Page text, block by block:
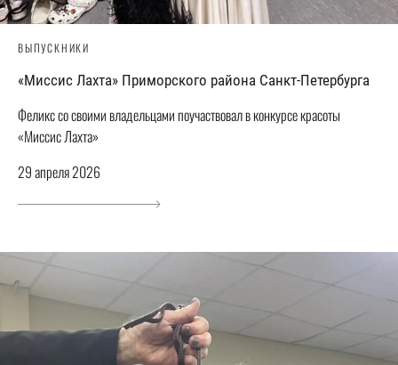
ВЫПУСКНИКИ
«Миссис Лахта» Приморского района Санкт-Петербурга
Феликс со своими владельцами поучаствовал в конкурсе красоты
«Миссис Лахта»
29 апреля 2026